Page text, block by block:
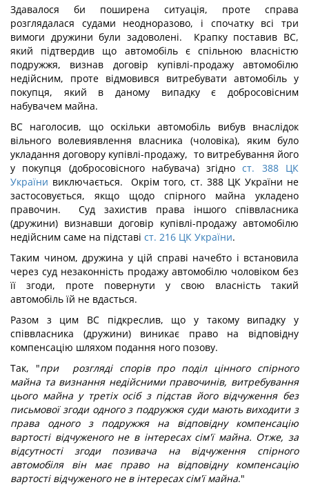
Здавалося би поширена ситуація, проте справа
розглядалася судами неодноразово, і спочатку всі три
вимоги дружини були задоволені. Крапку поставив ВС,
який підтвердив що автомобіль є спільною власністю
подружжя, визнав договір купівлі-продажу автомобілю
недійсним, проте відмовився витребувати автомобіль у
покупця, який в даному випадку є добросовісним
набувачем майна.
ВС наголосив, що оскільки автомобіль вибув внаслідок
вільного волевиявлення власника (чоловіка), яким було
укладання договору купівлі-продажу, то витребування його
у покупця (добросовісного набувача) згідност. 388 ЦК
України виключається. Окрім того, ст. 388 ЦК України не
застосовується, якщо щодо спірного майна укладено
правочин. Суд захистив права іншого співвласника
(дружини) визнавши договір купівлі-продажу автомобілю
недійсним саме на підставі ст. 216 ЦК України.
Таким чином, дружина у цій справі начебто і встановила
через суд незаконність продажу автомобілю чоловіком без
її згоди, проте повернути у свою власність такий
автомобіль їй не вдасться.
Разом з цим ВС підкреслив, що у такому випадку у
співвласника (дружини) виникає право на відповідну
компенсацію шляхом подання ного позову.
Так, "при розгляді спорів про поділ цінного спірного
майна та визнання недійсними правочинів, витребування
цього майна у третіх осіб з підстав його відчуження без
письмової згоди одного з подружжя суди мають виходити з
права одного з подружжя на відповідну компенсацію
вартості відчуженого не в інтересах сім'ї майна. Отже, за
відсутності згоди позивача на відчуження спірного
автомобіля він має право на відповідну компенсацію
вартості відчуженого не в інтересах сім'ї майна."